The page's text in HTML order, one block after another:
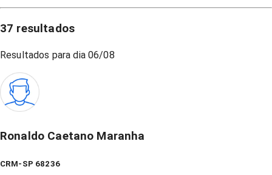
37 resultados
Resultados para dia 06/08
Ronaldo Caetano Maranha
CRM-SP 68236